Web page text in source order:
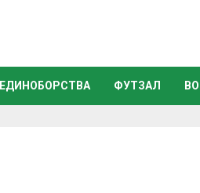
ЕДИНОБОРСТВА ФУТЗАЛ